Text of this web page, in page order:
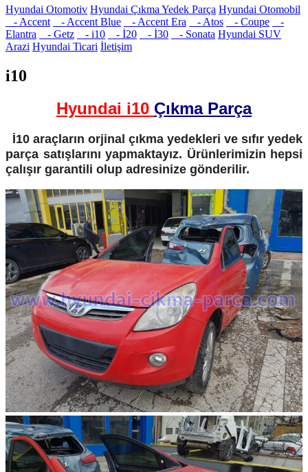
Hyundai Otomotiv Hyundai Çıkma Yedek Parça Hyundai Otomobil
- Accent
- Accent Blue - Accent Era - Atos - Coupe
-
Elantra
- Getz - i10 - İ20 - İ30 - Sonata Hyundai SUV
Arazi Hyundai Ticari İletişim
i10
Hyundai i10 Çıkma Parça
İ10 araçların orjinal çıkma yedekleri ve sıfır yedek
parça satışlarını yapmaktayız. Ürünlerimizin hepsi
çalışır garantili olup adresinize gönderilir.